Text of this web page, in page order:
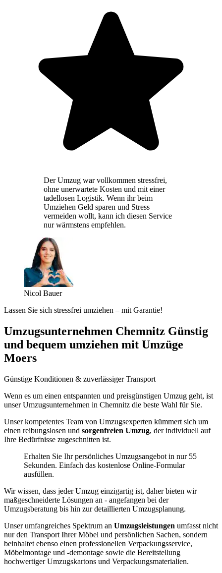
Der Umzug war vollkommen stressfrei,
ohne unerwartete Kosten und mit einer
tadellosen Logistik. Wenn ihr beim
Umziehen Geld sparen und Stress
vermeiden wollt, kann ich diesen Service
nur wärmstens empfehlen.
Nicol Bauer
Lassen Sie sich stressfrei umziehen – mit Garantie!
Umzugsunternehmen Chemnitz Günstig
und bequem umziehen mit Umzüge
Moers
Günstige Konditionen & zuverlässiger Transport
Wenn es um einen entspannten und preisgünstigen Umzug geht, ist
unser Umzugsunternehmen in Chemnitz die beste Wahl für Sie.
Unser kompetentes Team von Umzugsexperten kümmert sich um
einen reibungslosen und sorgenfreien Umzug, der individuell auf
Ihre Bedürfnisse zugeschnitten ist.
Erhalten Sie Ihr persönliches Umzugsangebot in nur 55
Sekunden. Einfach das kostenlose Online-Formular
ausfüllen.
Wir wissen, dass jeder Umzug einzigartig ist, daher bieten wir
maßgeschneiderte Lösungen an - angefangen bei der
Umzugsberatung bis hin zur detaillierten Umzugsplanung.
Unser umfangreiches Spektrum an Umzugsleistungen umfasst nicht
nur den Transport Ihrer Möbel und persönlichen Sachen, sondern
beinhaltet ebenso einen professionellen Verpackungsservice,
Möbelmontage und -demontage sowie die Bereitstellung
hochwertiger Umzugskartons und Verpackungsmaterialien.